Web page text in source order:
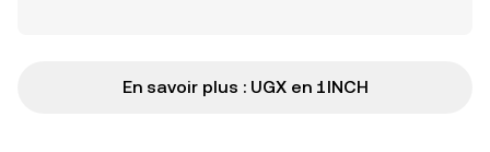
En savoir plus : UGX en 1INCH